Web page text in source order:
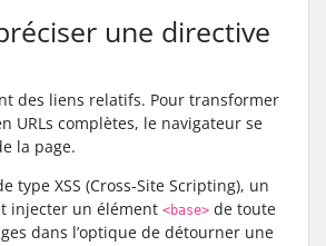
une directive
des liens relatifs. Pour transformer
URLs complètes, le navigateur se
la page.
type XSS (Cross-Site Scripting), un
injecter un élément <base> de toute
dans l’optique de détourner une